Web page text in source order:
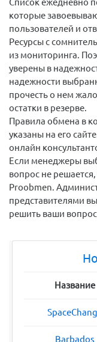
Список ежедневно
которые
пользователей и
Ресурсы с
из мониторинга.
уверены в
надежности
прочесть о нем
остатки в резерве.
Правила обмена в
указаны на его
онлайн
Если менеджеры
вопрос не
Proobmen.
представителями
решить ваши
Название
Barbados